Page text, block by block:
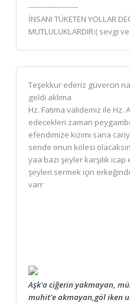
---------------------
İNSANI TÜKETEN YOLLAR
MUTLULUKLARDIR:( sevgi
Teşekkur ederiz güvercin
geldi aklıma
Hz. Fatıma validemiz ile
edecekleri zaman
efendimize kızımı sana
sende onun kölesi
yaa bazı şeyler karşılık
şeyleri sermek için
varr
Aşk'a ciğerin yakmayan,
muhit'e akmayan,göl iken